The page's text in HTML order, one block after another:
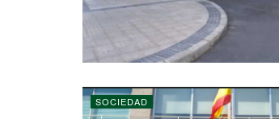
SOCIEDAD